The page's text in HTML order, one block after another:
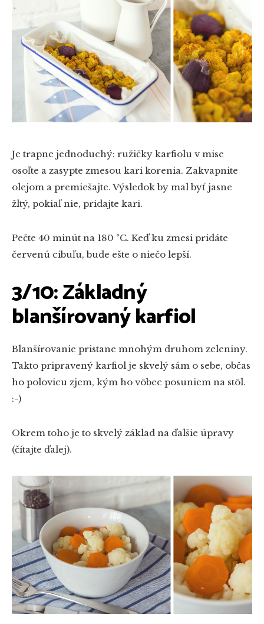
Je trapne jednoduchý: ružičky karfiolu v mise
osoľte a zasypte zmesou kari korenia. Zakvapnite
olejom a premiešajte. Výsledok by mal byť jasne
žltý, pokiaľ nie, pridajte kari.
Pečte 40 minút na 180 °C. Keď ku zmesi pridáte
červenú cibuľu, bude ešte o niečo lepší.
3/10: Základný
blanšírovaný karfiol
Blanšírovanie pristane mnohým druhom zeleniny.
Takto pripravený karfiol je skvelý sám o sebe, občas
ho polovicu zjem, kým ho vôbec posuniem na stôl.
:-)
Okrem toho je to skvelý základ na ďalšie úpravy
(čítajte ďalej).